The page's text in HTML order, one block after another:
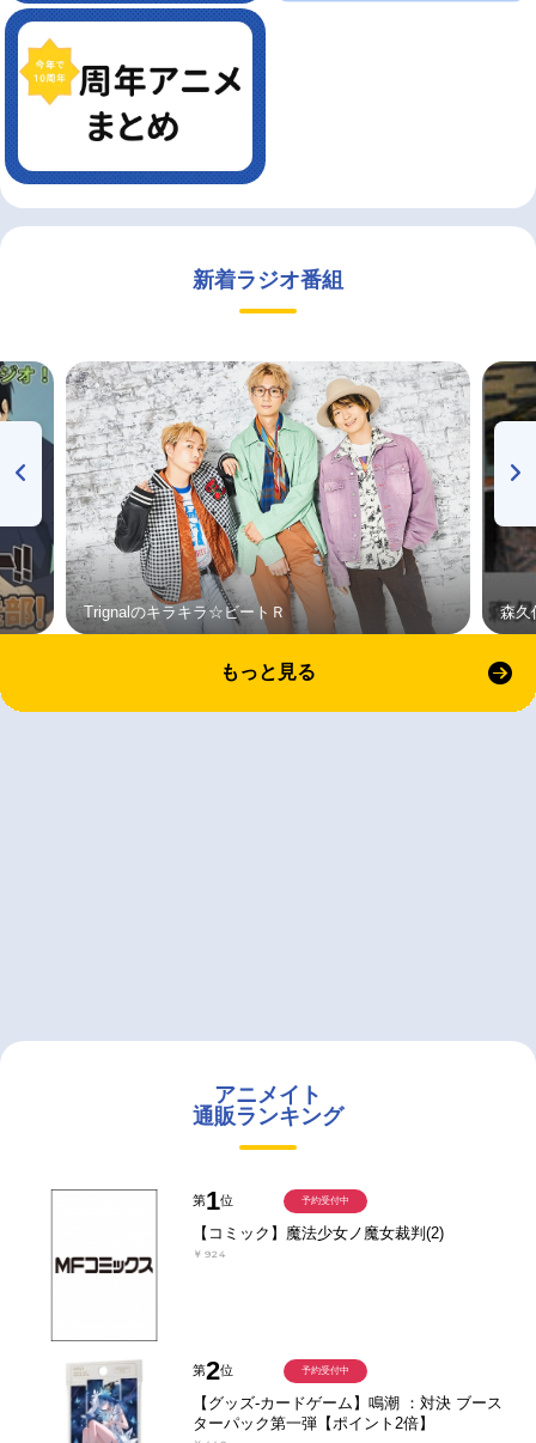
新着ラジオ番組
Trignalのキラキラ☆ビートＲ 森久
もっと見る
アニメイト
通販ランキング
第1位
【コミック】魔法少女ノ魔女裁判(2)
￥924
予約受付中
第2位
【グッズ-カードゲーム】鳴潮 ：対決 ブース
ターパック第一弾【ポイント2倍】
予約受付中